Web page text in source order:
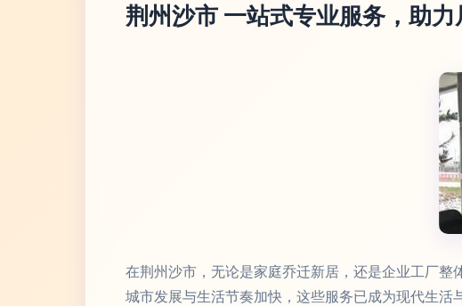
荆州沙市 一站式专业服务，助
在荆州沙市，无论是家庭乔迁新居，还是企业工厂
城市发展与生活节奏加快，这些服务已成为现代生活